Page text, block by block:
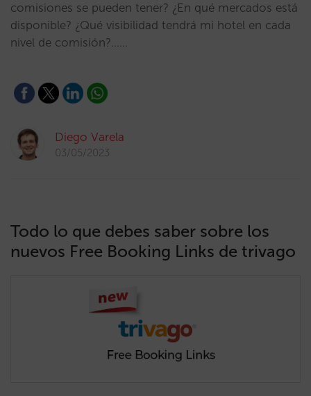
comisiones se pueden tener? ¿En qué mercados está
disponible? ¿Qué visibilidad tendrá mi hotel en cada
nivel de comisión?...…
Diego Varela
03/05/2023
Todo lo que debes saber sobre los
nuevos Free Booking Links de trivago